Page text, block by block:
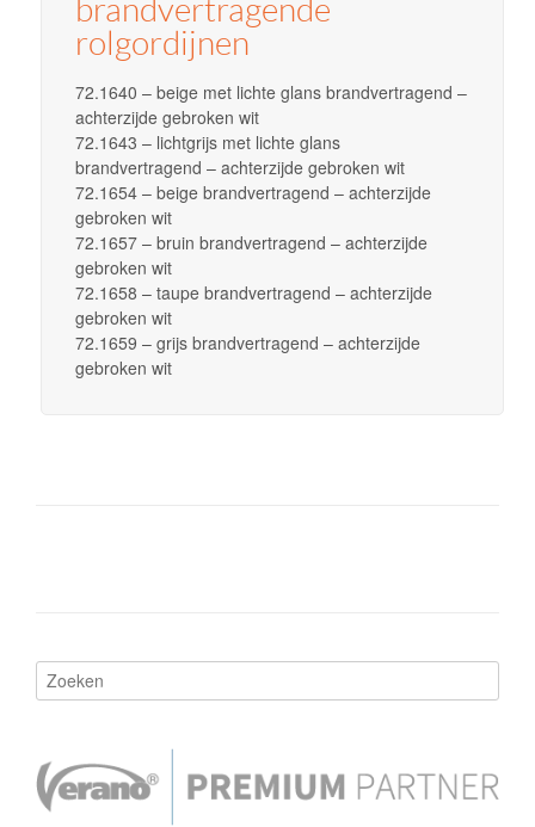
rolgordijnen
72.1640 – beige met lichte glans brandvertragend –
achterzijde gebroken wit
72.1643 – lichtgrijs met lichte glans
brandvertragend – achterzijde gebroken wit
72.1654 – beige brandvertragend – achterzijde
gebroken wit
72.1657 – bruin brandvertragend – achterzijde
gebroken wit
72.1658 – taupe brandvertragend – achterzijde
gebroken wit
72.1659 – grijs brandvertragend – achterzijde
gebroken wit